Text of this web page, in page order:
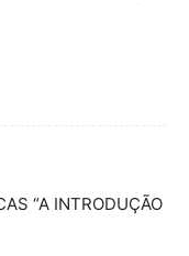
“A INTRODUÇÃO